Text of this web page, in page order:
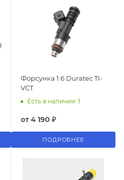
Форсунка 1.6 Duratec TI-
VCT
Есть в наличии: 1
от4 190 ₽
ПОДРОБНЕЕ